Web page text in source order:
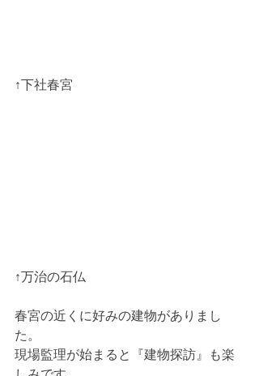
↑下社春宮
↑万治の石仏
春宮の近くに好みの建物がありまし
た。
現場監理が始まると『建物探訪』も楽